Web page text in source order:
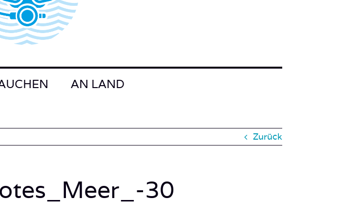
AN LAND
Zurück
30